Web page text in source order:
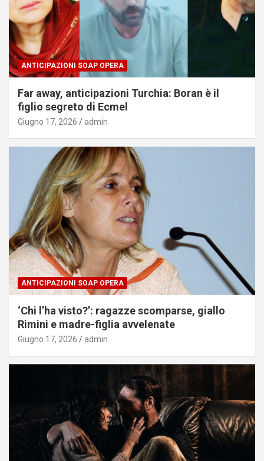
ANTICIPAZIONI SOAP OPERA
Far away, anticipazioni Turchia: Boran è il
figlio segreto di Ecmel
Giugno 17, 2026 admin
ANTICIPAZIONI SOAP OPERA
‘Chi l’ha visto?’: ragazze scomparse, giallo
Rimini e madre-figlia avvelenate
Giugno 17, 2026 admin